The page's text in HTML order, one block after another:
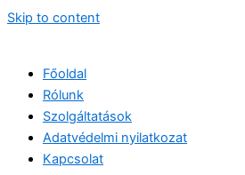
Skip to content
Főoldal
Rólunk
Szolgáltatások
Adatvédelmi nyilatkozat
Kapcsolat